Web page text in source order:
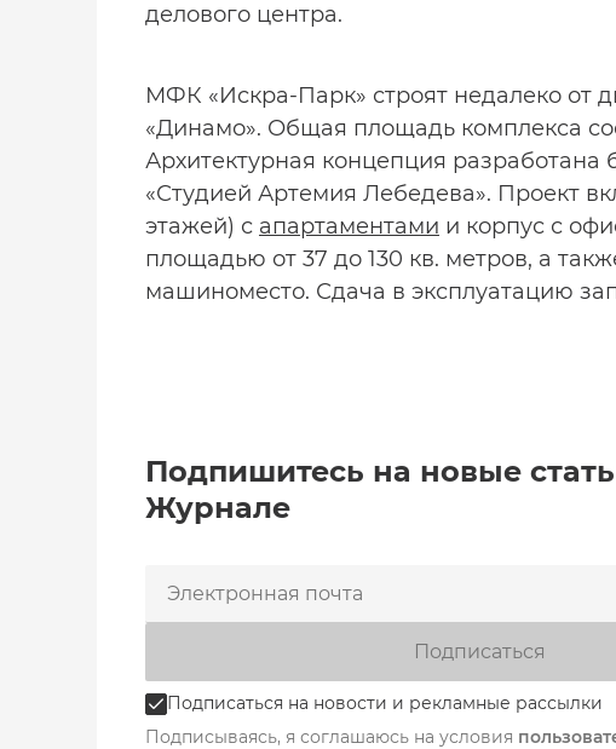
делового центра.
МФК «Искра-Парк» строят недалеко от
«Динамо». Общая площадь комплекса
Архитектурная концепция
«Студией Артемия Лебедева». Проект
этажей) с апартаментами и корпус с
площадью от 37 до 130 кв. метров, а
машиноместо. Сдача в эксплуатацию
Подпишитесь на новые
Журнале
Подписаться на новости и рекламные рассылки
Подписаться
Подписываясь, я соглашаюсь на условия